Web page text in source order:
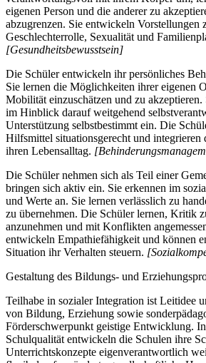
eigenen Person und die anderer zu
abzugrenzen. Sie entwickeln Vorstellungen
Geschlechterrolle, Sexualität und
[Gesundheitsbewusstsein]
Die Schüler entwickeln ihr persönliches
Sie lernen die Möglichkeiten ihrer eigenen
Mobilität einzuschätzen und zu akzeptieren.
im Hinblick darauf weitgehend
Unterstützung selbstbestimmt ein. Die
Hilfsmittel situationsgerecht und integrieren
ihren Lebensalltag.
Die Schüler nehmen sich als Teil einer
bringen sich aktiv ein. Sie erkennen im
und Werte an. Sie lernen verlässlich zu
zu übernehmen. Die Schüler lernen, Kritik
anzunehmen und mit Konflikten
entwickeln Empathiefähigkeit und können
Situation ihr Verhalten steuern.
Gestaltung des Bildungs- und
Teilhabe in sozialer Integration ist Leitidee
von Bildung, Erziehung sowie
Förderschwerpunkt geistige Entwicklung.
Schulqualität entwickeln die Schulen ihre
Unterrichtskonzepte eigenverantwortlich